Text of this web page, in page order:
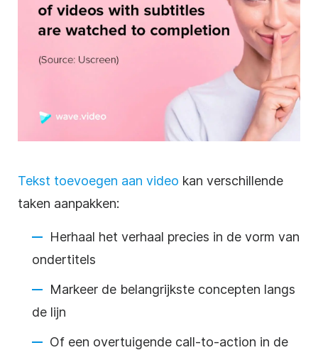
Tekst toevoegen aan video kan verschillende
taken aanpakken:
Herhaal het verhaal precies in de vorm van
ondertitels
Markeer de belangrijkste concepten langs
de lijn
Of een overtuigende call-to-action in de